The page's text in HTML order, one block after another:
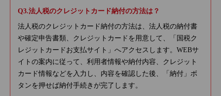
法人税のクレジットカード納付の方法は？
法人税のクレジットカード納付の方法は、法人税の納付書
や確定申告書類、クレジットカードを用意して、「国税ク
レジットカードお支払サイト」へアクセスします。WEBサ
イトの案内に従って、利用者情報や納付内容、クレジット
カード情報などを入力し、内容を確認した後、「納付」ボ
タンを押せば納付手続きが完了します。